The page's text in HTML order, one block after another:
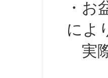
・お
によ
実際